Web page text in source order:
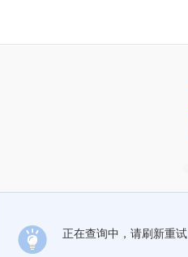
正在查询中，请刷新重试